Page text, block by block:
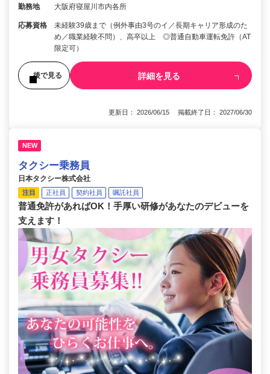
勤務地 大阪府寝屋川市内各所
応募資格
未経験39歳まで（例外事由3号のイ／長期キャリア形成のた
め／職業経験不問）、高卒以上 ◎普通自動車運転免許（AT
限定可）
後で見る 詳細を見る
更新日： 2026/06/15 掲載終了日： 2027/06/30
NEW
タクシー乗務員
日本タクシー株式会社
注目 正社員 契約社員 嘱託社員
普通免許があればOK！手厚い研修があなたのデビューを
支えます！